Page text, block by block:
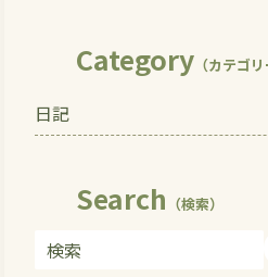
Category（カテゴリ
日記
Search （検索）